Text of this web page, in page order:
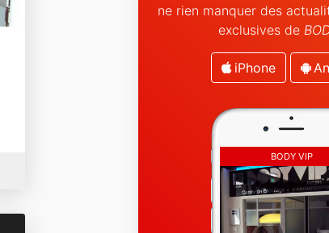
ne rien manquer des
exclusives de
iPhone
BODY VIP